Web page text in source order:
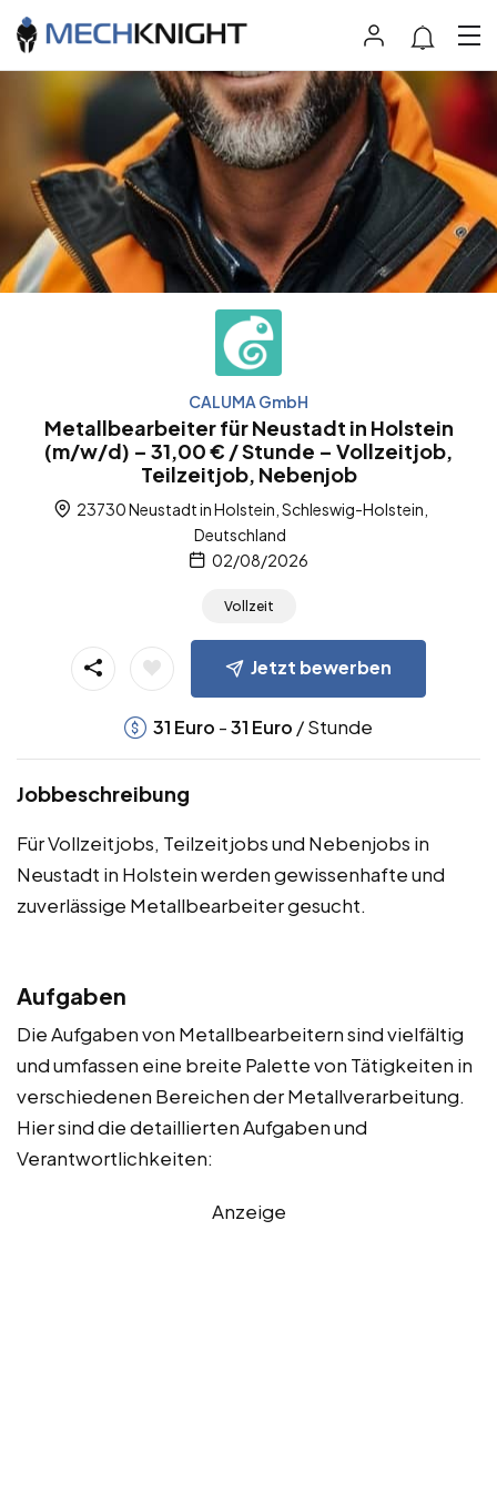
CALUMA GmbH
Metallbearbeiter für Neustadt in Holstein
(m/w/d) – 31,00 € / Stunde – Vollzeitjob,
Teilzeitjob, Nebenjob
23730 Neustadt in Holstein, Schleswig-Holstein,
Deutschland
02/08/2026
Vollzeit
Jetzt bewerben
31 Euro -31 Euro / Stunde
Jobbeschreibung
Für Vollzeitjobs, Teilzeitjobs und Nebenjobs in
Neustadt in Holstein werden gewissenhafte und
zuverlässige Metallbearbeiter gesucht.
Aufgaben
Die Aufgaben von Metallbearbeitern sind vielfältig
und umfassen eine breite Palette von Tätigkeiten in
verschiedenen Bereichen der Metallverarbeitung.
Hier sind die detaillierten Aufgaben und
Verantwortlichkeiten:
Anzeige